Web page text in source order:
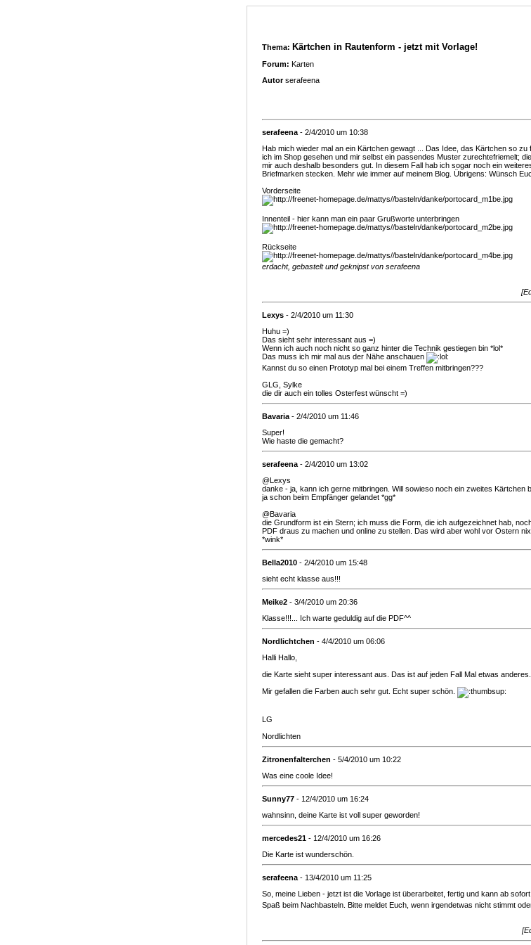
Thema: Kärtchen in Rautenform - jetzt mit Vorlage!
Forum: Karten
Autorserafeena
serafeena - 2/4/2010 um 10:38
Hab mich wieder mal an ein Kärtchen gewagt ... Das Idee, das Kärtchen so
ich im Shop gesehen und mir selbst ein passendes Muster zurechtefriemelt;
mir auch deshalb besonders gut. In diesem Fall hab ich sogar noch ein
Briefmarken stecken. Mehr wie immer auf meinem Blog. Übrigens: Wünsch
Vorderseite
Innenteil - hier kann man ein paar Grußworte unterbringen
Rückseite
erdacht, gebastelt und geknipst von serafeena
Lexys - 2/4/2010 um 11:30
Huhu =)
Das sieht sehr interessant aus =)
Wenn ich auch noch nicht so ganz hinter die Technik gestiegen bin *lol*
Das muss ich mir mal aus der Nähe anschauen
Kannst du so einen Prototyp mal bei einem Treffen mitbringen???
GLG, Sylke
die dir auch ein tolles Osterfest wünscht =)
Bavaria - 2/4/2010 um 11:46
Super!
Wie haste die gemacht?
serafeena - 2/4/2010 um 13:02
@Lexys
danke - ja, kann ich gerne mitbringen. Will sowieso noch ein zweites
ja schon beim Empfänger gelandet *gg*
@Bavaria
die Grundform ist ein Stern; ich muss die Form, die ich aufgezeichnet hab,
PDF draus zu machen und online zu stellen. Das wird aber wohl vor Ostern
*wink*
Bella2010 - 2/4/2010 um 15:48
sieht echt klasse aus!!!
Meike2 - 3/4/2010 um 20:36
Klasse!!!... Ich warte geduldig auf die PDF^^
Nordlichtchen - 4/4/2010 um 06:06
Halli Hallo,
die Karte sieht super interessant aus. Das ist auf jeden Fall Mal etwas anderes.
Mir gefallen die Farben auch sehr gut. Echt super schön.
LG
Nordlichten
Zitronenfalterchen - 5/4/2010 um 10:22
Was eine coole Idee!
Sunny77 - 12/4/2010 um 16:24
wahnsinn, deine Karte ist voll super geworden!
mercedes21 - 12/4/2010 um 16:26
Die Karte ist wunderschön.
serafeena - 13/4/2010 um 11:25
So, meine Lieben - jetzt ist die Vorlage ist überarbeitet, fertig und kann ab
Spaß beim Nachbasteln. Bitte meldet Euch, wenn irgendetwas nicht stimmt